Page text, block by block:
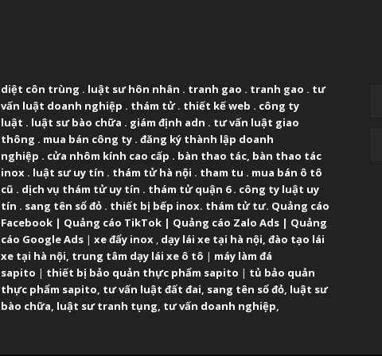
diệt côn trùng . luật sư hôn nhân . tranh gao . tranh gao . tư
vấn luật doanh nghiệp . thám tử. thiết kế web . công ty
luật . luật sư bào chữa . giám định adn . tư vấn luật giao
thông . mua bán công ty . đăng ký thành lập doanh
nghiệp . cửa nhôm kính cao cấp . bàn thao tác, bàn thao tác
inox . luật sư uy tín . thám tử hà nội . tham tu . mua bán ô tô
cũ . dịch vụ thám tử uy tín . thám tử quận 6. công ty luật uy
tín . sang tên sổ đỏ . thiết bị bếp inox. thám tử tư. Quảng cáo
Facebook | Quảng cáo TikTok | Quảng cáo Zalo Ads | Quảng
cáo Google Ads | xe đẩy inox , dạy lái xe tại hà nội, đào tạo lái
xe tại hà nội, trung tâm dạy lái xe ô tô | máy làm đá
sapito | thiết bị bảo quản thực phẩm sapito | tủ bảo quản
thực phẩm sapito, tư vấn luật đất đai, sang tên sổ đỏ, luật sư
bào chữa, luật sư tranh tụng, tư vấn doanh nghiệp,